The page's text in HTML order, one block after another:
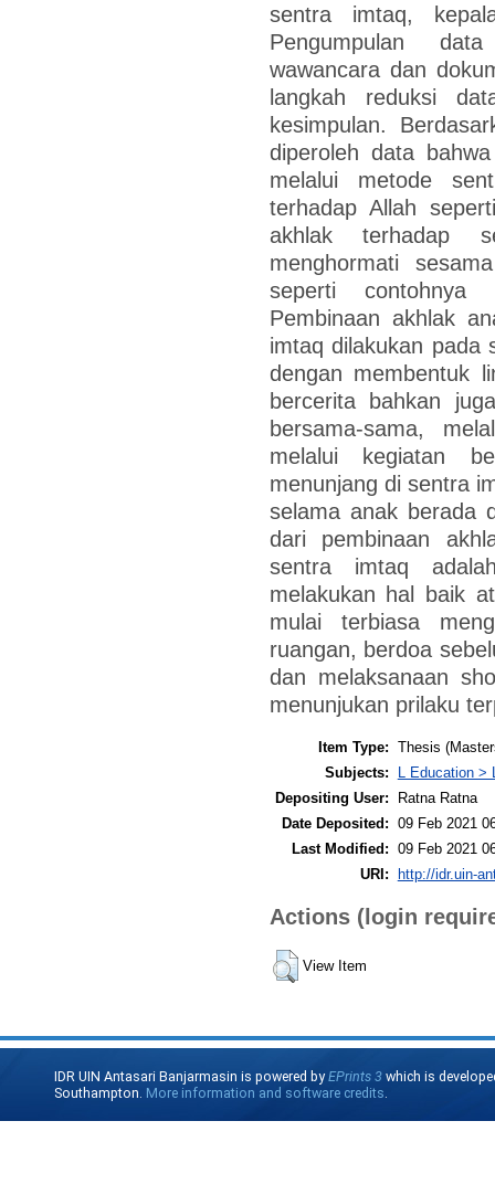
sentra imtaq,
Pengumpulan
wawancara dan
langkah reduksi
kesimpulan.
diperoleh data
melalui metode
terhadap Allah
akhlak terhadap
menghormati
seperti contohnya
Pembinaan akhlak
imtaq dilakukan pada
dengan membentuk
bercerita bahkan
bersama-sama,
melalui kegiatan
menunjang di sentra
selama anak berada
dari pembinaan
sentra imtaq
melakukan hal baik
mulai terbiasa
ruangan, berdoa
dan melaksanaan
menunjukan prilaku
Item Type: Thesis
Subjects:
L Education >
Depositing User:
Ratna Ratna
Date Deposited: 09 Feb 2021
Last Modified: 09 Feb 2021
URI: http://idr.uin-
Actions (login
View Item
IDR UIN Antasari Banjarmasin is powered byEPrints 3 which is
Southampton. More information and software credits.